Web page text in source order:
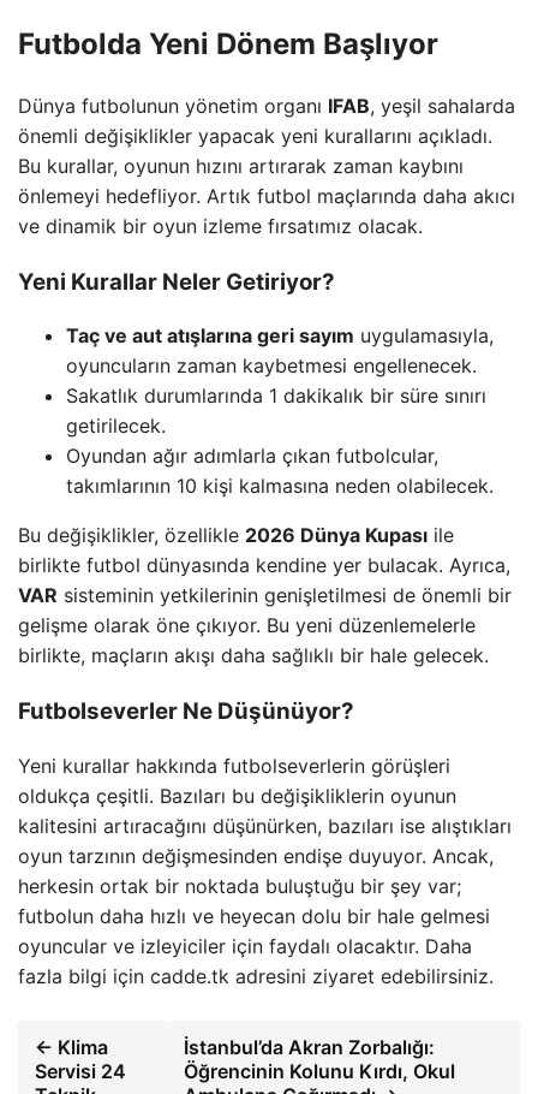
Futbolda Yeni Dönem Başlıyor
Dünya futbolunun yönetim organı IFAB, yeşil sahalarda
önemli değişiklikler yapacak yeni kurallarını açıkladı.
Bu kurallar, oyunun hızını artırarak zaman kaybını
önlemeyi hedefliyor. Artık futbol maçlarında daha akıcı
ve dinamik bir oyun izleme fırsatımız olacak.
Yeni Kurallar Neler Getiriyor?
Taç ve aut atışlarına geri sayım uygulamasıyla,
oyuncuların zaman kaybetmesi engellenecek.
Sakatlık durumlarında 1 dakikalık bir süre sınırı
getirilecek.
Oyundan ağır adımlarla çıkan futbolcular,
takımlarının 10 kişi kalmasına neden olabilecek.
Bu değişiklikler, özellikle 2026 Dünya Kupası ile
birlikte futbol dünyasında kendine yer bulacak. Ayrıca,
VAR sisteminin yetkilerinin genişletilmesi de önemli bir
gelişme olarak öne çıkıyor. Bu yeni düzenlemelerle
birlikte, maçların akışı daha sağlıklı bir hale gelecek.
Futbolseverler Ne Düşünüyor?
Yeni kurallar hakkında futbolseverlerin görüşleri
oldukça çeşitli. Bazıları bu değişikliklerin oyunun
kalitesini artıracağını düşünürken, bazıları ise alıştıkları
oyun tarzının değişmesinden endişe duyuyor. Ancak,
herkesin ortak bir noktada buluştuğu bir şey var;
futbolun daha hızlı ve heyecan dolu bir hale gelmesi
oyuncular ve izleyiciler için faydalı olacaktır. Daha
fazla bilgi için cadde.tk adresini ziyaret edebilirsiniz.
← Klima
Servisi 24
İstanbul’da Akran Zorbalığı:
Öğrencinin Kolunu Kırdı, Okul